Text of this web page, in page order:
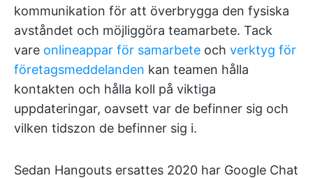
kommunikation för att överbrygga den fysiska
avståndet och möjliggöra teamarbete. Tack
vare onlineappar för samarbete och verktyg för
företagsmeddelanden kan teamen hålla
kontakten och hålla koll på viktiga
uppdateringar, oavsett var de befinner sig och
vilken tidszon de befinner sig i.
Sedan Hangouts ersattes 2020 har Google Chat